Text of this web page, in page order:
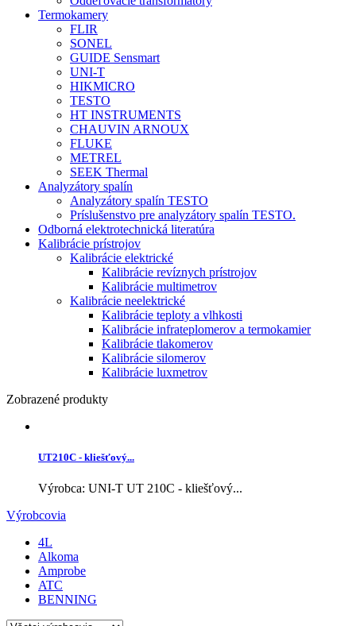
Termokamery
FLIR
SONEL
GUIDE Sensmart
UNI-T
HIKMICRO
TESTO
HT INSTRUMENTS
CHAUVIN ARNOUX
FLUKE
METREL
SEEK Thermal
Analyzátory spalín
Analyzátory spalín TESTO
Príslušenstvo pre analyzátory spalín TESTO.
Odborná elektrotechnická literatúra
Kalibrácie prístrojov
Kalibrácie elektrické
Kalibrácie revíznych prístrojov
Kalibrácie multimetrov
Kalibrácie neelektrické
Kalibrácie teploty a vlhkosti
Kalibrácie infrateplomerov a termokamier
Kalibrácie tlakomerov
Kalibrácie silomerov
Kalibrácie luxmetrov
Zobrazené produkty
UT210C - kliešťový...
Výrobca: UNI-T UT 210C - kliešťový...
Výrobcovia
4L
Alkoma
Amprobe
ATC
BENNING